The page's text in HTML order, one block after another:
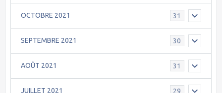
OCTOBRE 2021 31
SEPTEMBRE 2021 30
AOÛT 2021 31
JUILLET 2021 29